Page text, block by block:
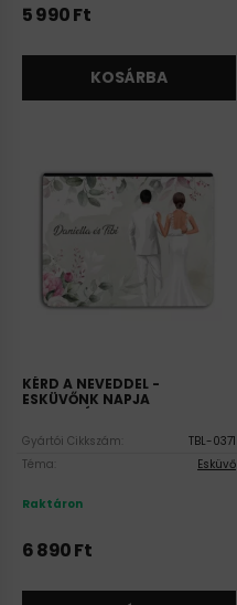
5 990Ft
KOSÁRBA
KÉRD A NEVEDDEL -
ESKÜVŐNK NAPJA
UNIVERZÁLIS TABLET TOK
Gyártói Cikkszám:
TBL-0371
Téma:
Esküvő
Raktáron
6 890Ft